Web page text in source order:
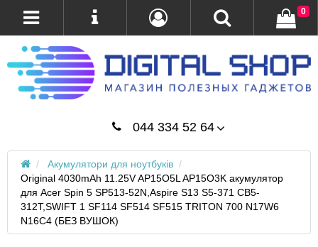
044 334 52 64
0
Акумулятори для ноутбуків
Original 4030mAh 11.25V AP15O5L AP15O3K акумулятор
для Acer Spin 5 SP513-52N,Aspire S13 S5-371 CB5-
312T,SWIFT 1 SF114 SF514 SF515 TRITON 700 N17W6
N16C4 (БЕЗ ВУШОК)